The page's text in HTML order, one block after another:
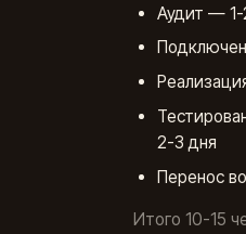
Аудит — 1-
2-3 дня
Перенос
Итого 10-15